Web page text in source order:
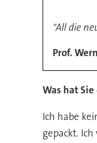
"All die
Prof.
Was hat
Ich habe
gepackt.